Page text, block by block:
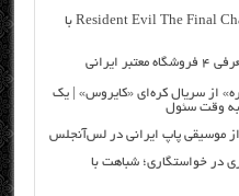
دانلود رایگان فیلم خارجی Resident Evil The Final Chapter 2017 با
از سریال کره‌ای «کایروس» | یک
به وقت سئول
از موسیقی پاپ ایرانی در لس‌آنجلس
در خواستگاری؛ شباهت با